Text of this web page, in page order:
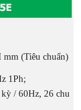
(Tiêu chuẩn)
1Ph;
/ 60Hz, 26 chu